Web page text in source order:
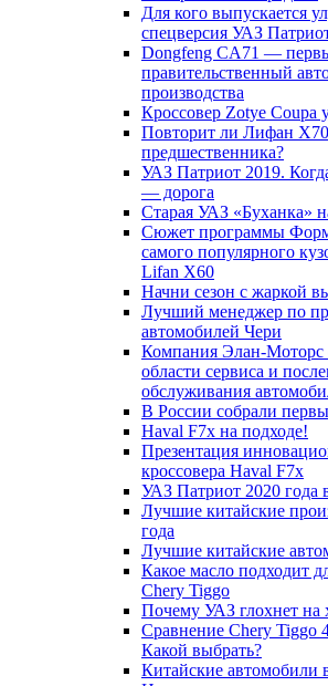
Для кого выпускается
спецверсия УАЗ
Dongfeng CA71 —
правительственный
производства
Кроссовер Zotye Coupa
Повторит ли Лифан Х70
предшественника?
УАЗ Патриот 2019.
— дорога
Старая УАЗ «Буханка»
Сюжет программы
самого популярного
Lifan X60
Начни сезон с жаркой
Лучший менеджер по
автомобилей Чери
Компания Элан-Моторс
области сервиса и
обслуживания
В России собрали
Haval F7x на подходе!
Презентация
кроссовера Haval F7x
УАЗ Патриот 2020 года
Лучшие китайские
года
Лучшие китайские
Какое масло подходит
Chery Tiggo
Почему УАЗ глохнет на
Сравнение Chery Tiggo
Какой выбрать?
Китайские автомобили